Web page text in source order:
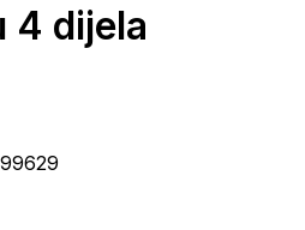
4 dijela